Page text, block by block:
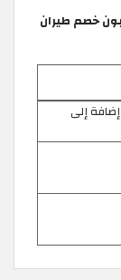
خصم طيران
عُماني إضافة إلى